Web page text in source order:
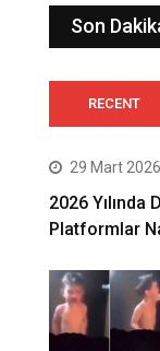
Son
RECENT
29 Mart 2026
2026 Yılında
Platformlar